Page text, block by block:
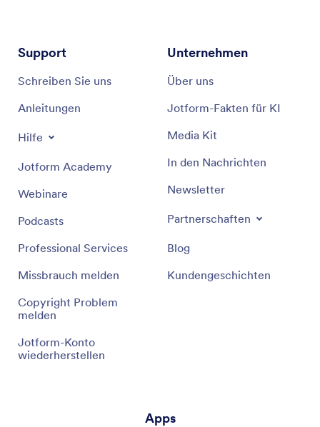
Support
Schreiben Sie uns
Anleitungen
Hilfe
Jotform Academy
Webinare
Podcasts
Professional Services
Missbrauch melden
Copyright Problem
melden
Jotform-Konto
wiederherstellen
Unternehmen
Über uns
Jotform-Fakten für KI
Media Kit
In den Nachrichten
Newsletter
Partnerschaften
Blog
Kundengeschichten
Apps